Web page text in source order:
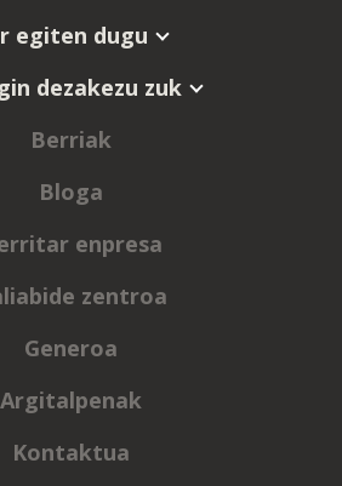
egiten dugu
dezakezu zuk
Berriak
Bloga
enpresa
zentroa
Generoa
Argitalpenak
Kontaktua